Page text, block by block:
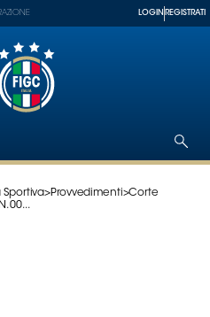
LOGIN REGISTRATI
Sportiva>Provvedimenti>Corte
00...